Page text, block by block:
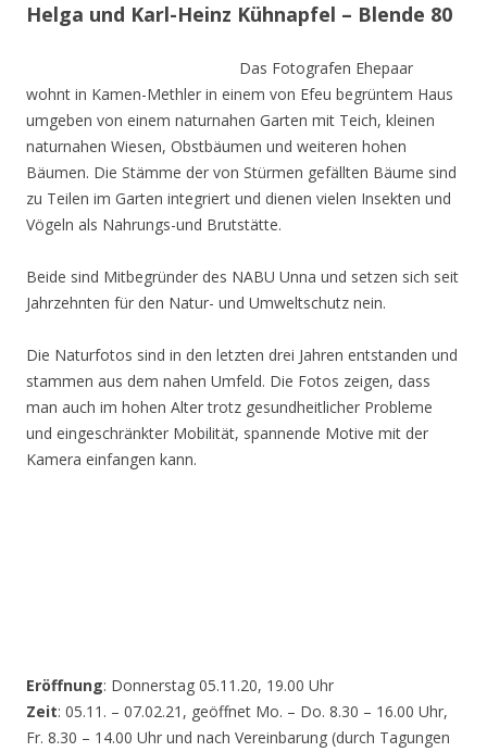
Helga und Karl-Heinz Kühnapfel – Blende 80
Das Fotografen Ehepaar
wohnt in Kamen-Methler in einem von Efeu begrüntem Haus
umgeben von einem naturnahen Garten mit Teich, kleinen
naturnahen Wiesen, Obstbäumen und weiteren hohen
Bäumen. Die Stämme der von Stürmen gefällten Bäume sind
zu Teilen im Garten integriert und dienen vielen Insekten und
Vögeln als Nahrungs-und Brutstätte.
Beide sind Mitbegründer des NABU Unna und setzen sich seit
Jahrzehnten für den Natur- und Umweltschutz nein.
Die Naturfotos sind in den letzten drei Jahren entstanden und
stammen aus dem nahen Umfeld. Die Fotos zeigen, dass
man auch im hohen Alter trotz gesundheitlicher Probleme
und eingeschränkter Mobilität, spannende Motive mit der
Kamera einfangen kann.
Eröffnung: Donnerstag 05.11.20, 19.00 Uhr
Zeit: 05.11. – 07.02.21, geöffnet Mo. – Do. 8.30 – 16.00 Uhr,
Fr. 8.30 – 14.00 Uhr und nach Vereinbarung (durch Tagungen